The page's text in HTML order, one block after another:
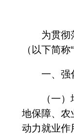
为贯彻落
（以下简
一、强化
（一）增
地保障、农
动力就业作